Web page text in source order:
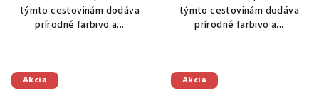
týmto cestovinám dodáva
prírodné farbivo a...
týmto cestovinám dodáva
prírodné farbivo a...
Akcia
Akcia